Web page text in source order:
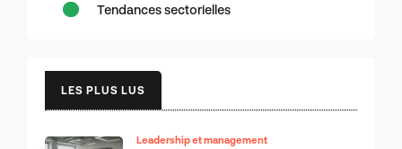
Tendances sectorielles
LES PLUS LUS
Leadership et management